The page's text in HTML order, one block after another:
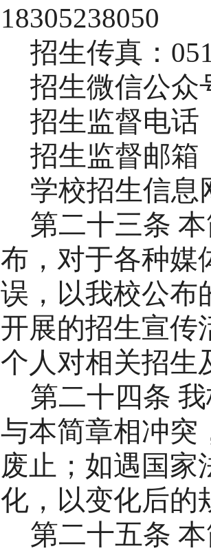
18305238050
招生传真：
招生微信公众
招生监督电话
招生监督邮箱
学校招生信息
第二十三条
布，对于各种媒
误，以我校公布
开展的招生宣传
个人对相关招生
第二十四条
与本简章相冲突
废止；如遇国家
化，以变化后的
第二十五条